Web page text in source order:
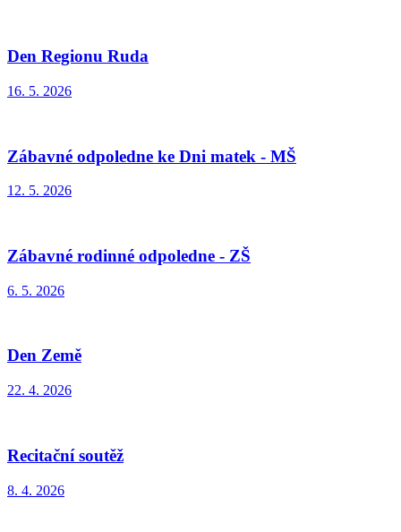
Den Regionu Ruda
16. 5. 2026
Zábavné odpoledne ke Dni matek - MŠ
12. 5. 2026
Zábavné rodinné odpoledne - ZŠ
6. 5. 2026
Den Země
22. 4. 2026
Recitační soutěž
8. 4. 2026